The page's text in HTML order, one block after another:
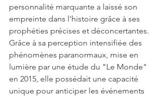
personnalité marquante a laissé son
empreinte dans l'histoire grâce à ses
prophéties précises et déconcertantes.
Grâce à sa perception intensifiée des
phénomènes paranormaux, mise en
lumière par une étude du "Le Monde"
en 2015, elle possédait une capacité
unique pour anticiper les événements